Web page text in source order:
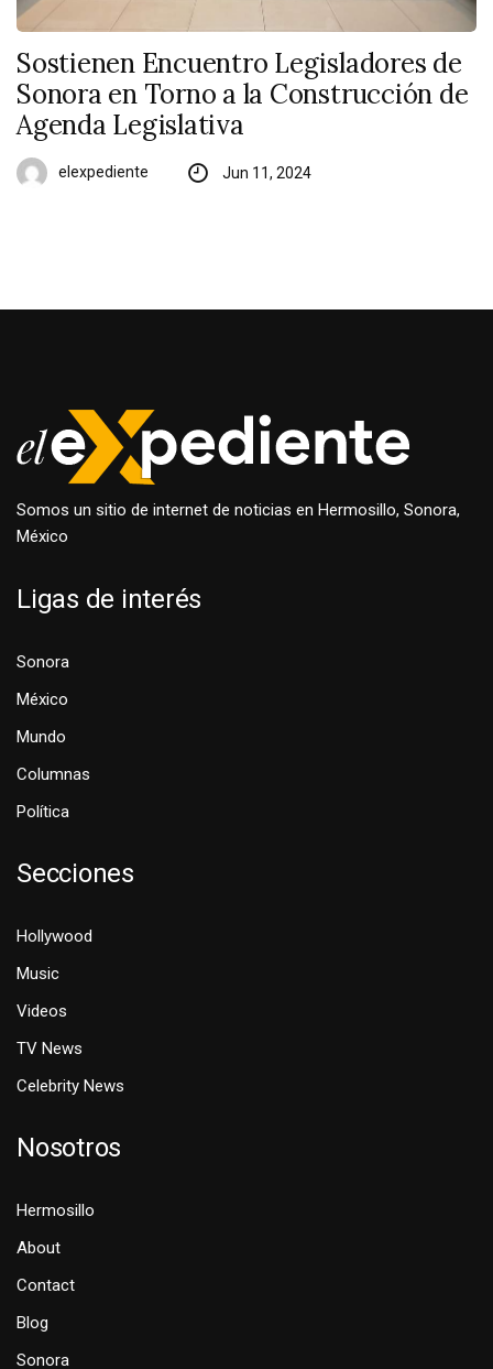
Sostienen Encuentro Legisladores de
Sonora en Torno a la Construcción de
Agenda Legislativa
elexpediente Jun 11, 2024
Somos un sitio de internet de noticias en Hermosillo, Sonora,
México
Ligas de interés
Sonora
México
Mundo
Columnas
Política
Secciones
Hollywood
Music
Videos
TV News
Celebrity News
Nosotros
Hermosillo
About
Contact
Blog
Sonora